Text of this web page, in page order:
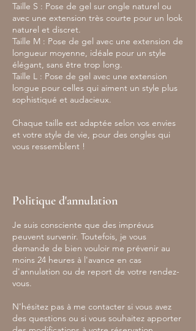
Taille S : Pose de gel sur ongle naturel ou
avec une extension très courte pour un look
naturel et discret.
Taille M : Pose de gel avec une extension de
longueur moyenne, idéale pour un style
élégant, sans être trop long.
Taille L : Pose de gel avec une extension
longue pour celles qui aiment un style plus
sophistiqué et audacieux.
Chaque taille est adaptée selon vos envies
et votre style de vie, pour des ongles qui
vous ressemblent !
Politique d'annulation
Je suis consciente que des imprévus
peuvent survenir. Toutefois, je vous
demande de bien vouloir me prévenir au
moins 24 heures à l'avance en cas
d'annulation ou de report de votre rendez-
vous.
N'hésitez pas à me contacter si vous avez
des questions ou si vous souhaitez apporter